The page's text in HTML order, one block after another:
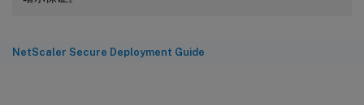
NetScaler Secure Deployment Guide